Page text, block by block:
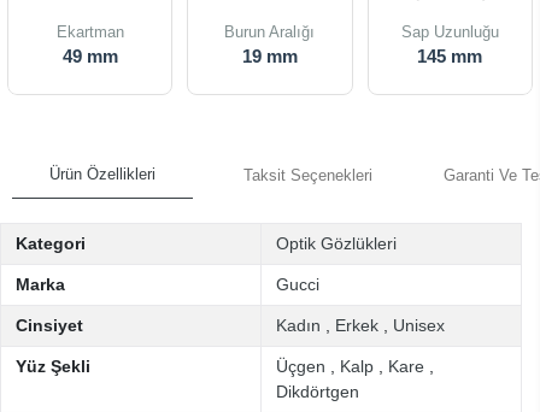
Ekartman
49 mm
Burun Aralığı
19 mm
Sap Uzunluğu
145 mm
Ürün Özellikleri Taksit Seçenekleri Garanti Ve
Kategori Optik Gözlükleri
Marka Gucci
Cinsiyet Kadın Erkek Unisex
Yüz Şekli Üçgen Kalp Kare
Dikdörtgen